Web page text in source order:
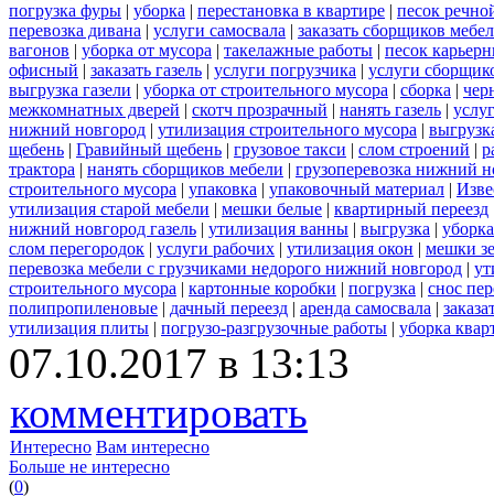
погрузка фуры | уборка | перестановка в квартире | песок
перевозка дивана | услуги самосвала | заказать сборщиков
вагонов | уборка от мусора | такелажные работы | песок
офисный | заказать газель | услуги погрузчика | услуги
выгрузка газели | уборка от строительного мусора | сборка |
межкомнатных дверей | скотч прозрачный | нанять газель |
нижний новгород | утилизация строительного мусора |
щебень | Гравийный щебень | грузовое такси | слом строений |
трактора | нанять сборщиков мебели | грузоперевозка нижний
строительного мусора | упаковка | упаковочный материал |
утилизация старой мебели | мешки белые | квартирный переезд
нижний новгород газель | утилизация ванны | выгрузка |
слом перегородок | услуги рабочих | утилизация окон | мешки
перевозка мебели с грузчиками недорого нижний новгород |
строительного мусора | картонные коробки | погрузка | снос
полипропиленовые | дачный переезд | аренда самосвала |
утилизация плиты | погрузо-разгрузочные работы | уборка
07.10.2017 в 13:13
комментировать
Интересно Вам интересно
Больше не интересно
(0)